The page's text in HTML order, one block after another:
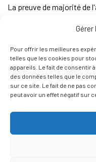
Pour offrir les meilleures
telles que les cookies pour
appareils. Le fait de consentir
des données telles que le
sur ce site. Le fait de ne pas
peut avoir un effet négatif sur
La preuve de majorité de
L'abus d'alcool est
consommer avec